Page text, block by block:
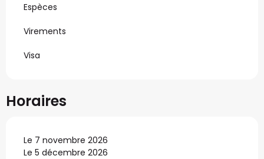
Espèces
Virements
Visa
Horaires
Le 7 novembre 2026
Le 5 décembre 2026